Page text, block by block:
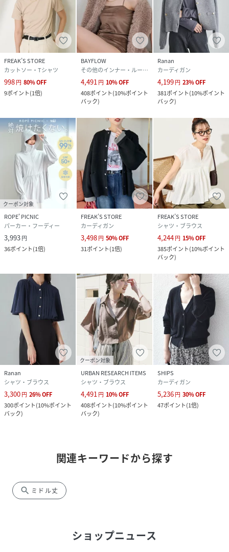
FREAK’S STORE
カットソー・Tシャツ
998円 80%OFF
9ポイント(1倍)
BAYFLOW
その他のインナー・ルームウェア
4,491 円 10%OFF
408ポイント(10%ポイント
バック)
Ranan
カーディガン
4,199円 23%OFF
381ポイント(10%ポイント
バック)
クーポン対象
ROPE' PICNIC
パーカー・フーディー
3,993円
36ポイント(1倍)
FREAK’S STORE
カーディガン
3,498円 50%OFF
31ポイント(1倍)
FREAK’S STORE
シャツ・ブラウス
4,244円 15%OFF
385ポイント(10%ポイント
バック)
Ranan
シャツ・ブラウス
3,300円 26%OFF
300ポイント(10%ポイント
バック)
クーポン対象
URBAN RESEARCH ITEMS
シャツ・ブラウス
4,491 円 10%OFF
408ポイント(10%ポイント
バック)
SHIPS
カーディガン
5,236円 30%OFF
47ポイント(1倍)
関連キーワードから探す
search ミドル丈
ショップニュース